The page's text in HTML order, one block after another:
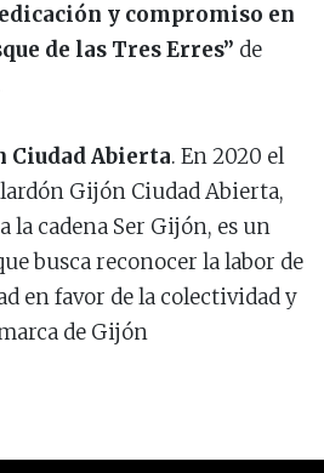
y compromiso en
de las Tres Erres” de
Abierta. En 2020 el
Gijón Ciudad Abierta,
la cadena Ser Gijón, es un
busca reconocer la labor de
en favor de la colectividad y
de Gijón